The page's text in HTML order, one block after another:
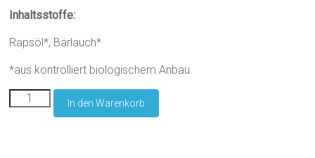
Inhaltsstoffe:
Rapsöl*, Bärlauch*
*aus kontrolliert biologischem Anbau
Ölmühle
Solling
In den Warenkorb